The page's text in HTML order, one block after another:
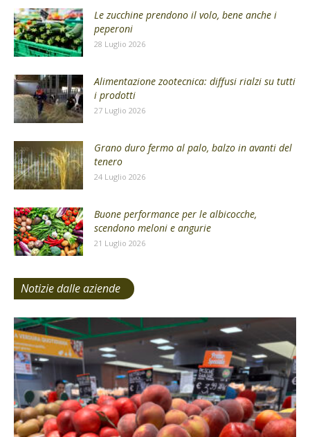
Le zucchine prendono il volo, bene anche i
peperoni
28 Luglio 2026
Alimentazione zootecnica: diffusi rialzi su tutti
i prodotti
27 Luglio 2026
Grano duro fermo al palo, balzo in avanti del
tenero
24 Luglio 2026
Buone performance per le albicocche,
scendono meloni e angurie
21 Luglio 2026
Notizie dalle aziende